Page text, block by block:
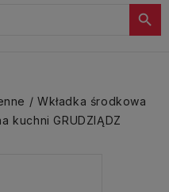

Wkładka środkowa
kuchni GRUDZIĄDZ